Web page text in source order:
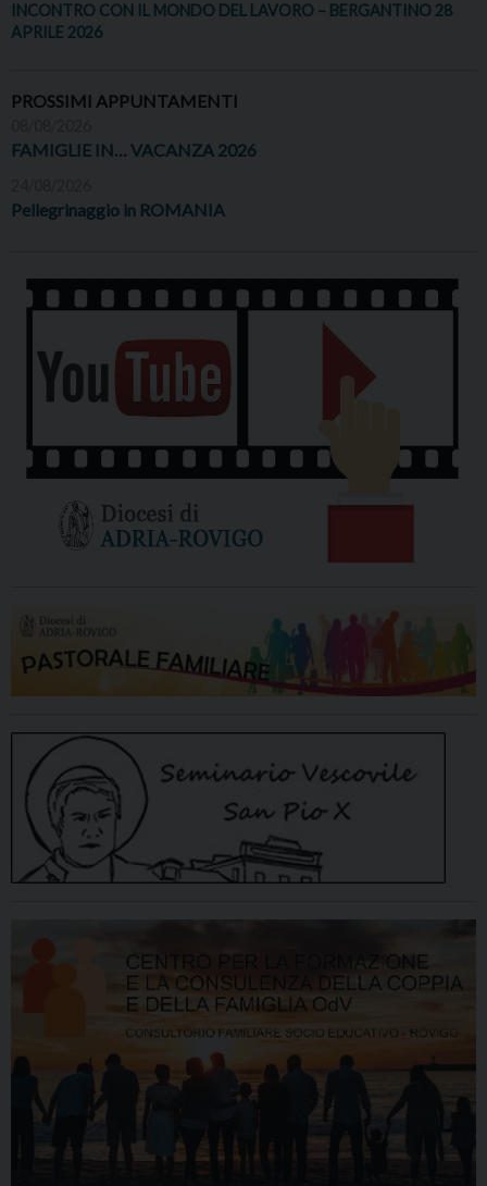
INCONTRO CON IL MONDO DEL LAVORO – BERGANTINO 28
APRILE 2026
PROSSIMI APPUNTAMENTI
FAMIGLIE IN… VACANZA 2026
Pellegrinaggio in ROMANIA